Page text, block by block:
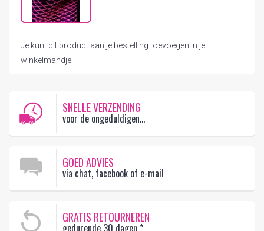
Je kunt dit product aan je bestelling toevoegen in je
winkelmandje.
SNELLE VERZENDING
voor de ongeduldigen...
GOED ADVIES
via chat, facebook of e-mail
GRATIS RETOURNEREN
gedurende 30 dagen *